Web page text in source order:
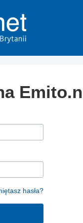
hasła?